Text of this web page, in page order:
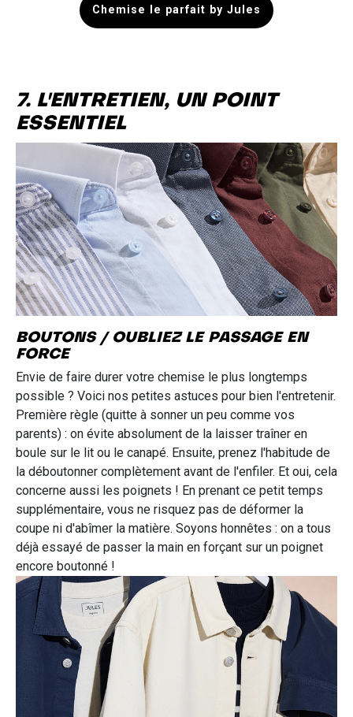
Chemise le parfait by Jules
7. L'ENTRETIEN, UN POINT
ESSENTIEL
BOUTONS / OUBLIEZ LE PASSAGE EN
FORCE
Envie de faire durer votre chemise le plus longtemps
possible ? Voici nos petites astuces pour bien l'entretenir.
Première règle (quitte à sonner un peu comme vos
parents) : on évite absolument de la laisser traîner en
boule sur le lit ou le canapé. Ensuite, prenez l'habitude de
la déboutonner complètement avant de l'enfiler. Et oui, cela
concerne aussi les poignets ! En prenant ce petit temps
supplémentaire, vous ne risquez pas de déformer la
coupe ni d'abîmer la matière. Soyons honnêtes : on a tous
déjà essayé de passer la main en forçant sur un poignet
encore boutonné !